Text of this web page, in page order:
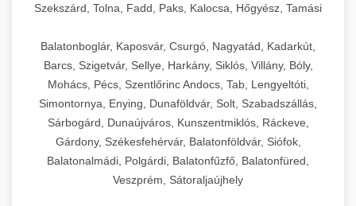
Szekszárd, Tolna, Fadd, Paks, Kalocsa, Hőgyész, Tamási
Balatonboglár, Kaposvár, Csurgó, Nagyatád, Kadarkút,
Barcs, Szigetvár, Sellye, Harkány, Siklós, Villány, Bóly,
Mohács, Pécs, Szentlőrinc Andocs, Tab, Lengyeltóti,
Simontornya, Enying, Dunaföldvár, Solt, Szabadszállás,
Sárbogárd, Dunaújváros, Kunszentmiklós, Ráckeve,
Gárdony, Székesfehérvár, Balatonföldvár, Siófok,
Balatonalmádi, Polgárdi, Balatonfűzfő, Balatonfüred,
Veszprém, Sátoraljaújhely